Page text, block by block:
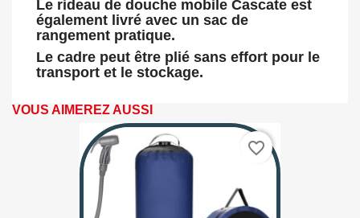
Le rideau de douche mobile Cascate est
également livré avec un sac de
rangement pratique.
Le cadre peut être plié sans effort pour le
transport et le stockage.
VOUS AIMEREZ AUSSI
favorite_border